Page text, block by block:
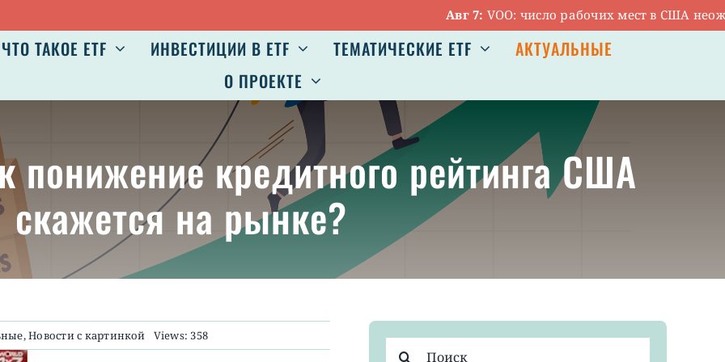
Авг 7:VOO: число рабочих мест в США
ЧТО ТАКОЕ ETF ИНВЕСТИЦИИ В ETF ТЕМАТИЧЕСКИЕ ETF
АКТУАЛЬНЫЕ
О ПРОЕКТЕ
понижение кредитного рейтинга США
скажется на рынке?
,Новости с картинкой Views: 358